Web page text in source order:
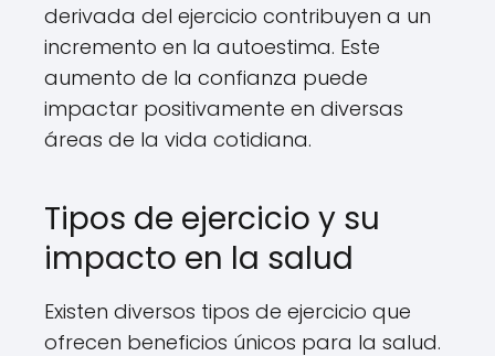
derivada del ejercicio contribuyen a un
incremento en la autoestima. Este
aumento de la confianza puede
impactar positivamente en diversas
áreas de la vida cotidiana.
Tipos de ejercicio y su
impacto en la salud
Existen diversos tipos de ejercicio que
ofrecen beneficios únicos para la salud.